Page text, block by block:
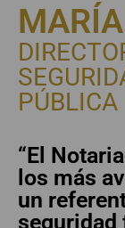
PÚBLICA
“El
los más
un
seguridad